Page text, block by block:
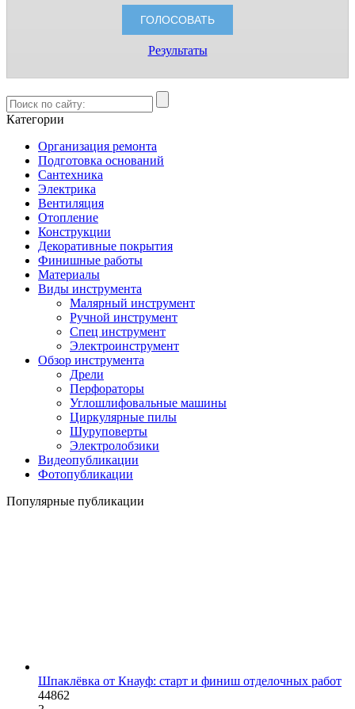
Результаты
Категории
Организация ремонта
Подготовка оснований
Сантехника
Электрика
Вентиляция
Отопление
Конструкции
Декоративные покрытия
Финишные работы
Материалы
Виды инструмента
Малярный инструмент
Ручной инструмент
Спец инструмент
Электроинструмент
Обзор инструмента
Дрели
Перфораторы
Углошлифовальные машины
Циркулярные пилы
Шуруповерты
Электролобзики
Видеопубликации
Фотопубликации
Популярные публикации
Шпаклёвка от Кнауф: старт и финиш отделочных работ
44862